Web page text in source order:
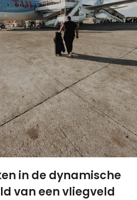
in de dynamische
van een vliegveld